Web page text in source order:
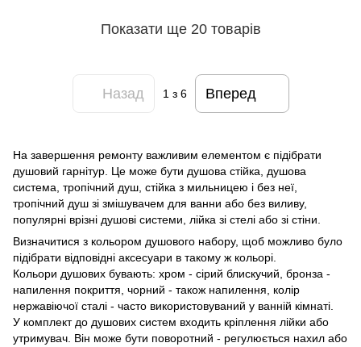
Показати ще 20 товарів
Назад 1 з 6 Вперед
На завершення ремонту важливим елементом є підібрати
душовий гарнітур. Це може бути душова стійка, душова
система, тропічний душ, стійка з мильницею і без неї,
тропічний душ зі змішувачем для ванни або без виливу,
популярні врізні душові системи, лійка зі стелі або зі стіни.
Визначитися з кольором душового набору, щоб можливо було
підібрати відповідні аксесуари в такому ж кольорі.
Кольори душових бувають: хром - сірий блискучий, бронза -
напилення покриття, чорний - також напилення, колір
нержавіючої сталі - часто використовуваний у ванній кімнаті.
У комплект до душових систем входить кріплення лійки або
утримувач. Він може бути поворотний - регулюється нахил або